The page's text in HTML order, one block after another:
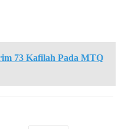
73 Kafilah Pada MTQ